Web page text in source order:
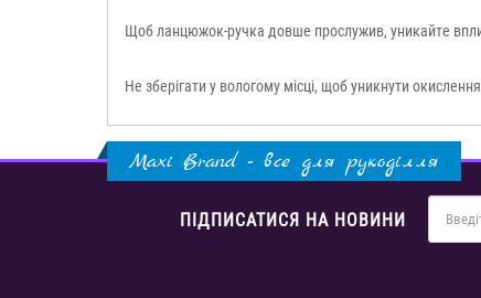
Щоб ланцюжок-ручка довше прослужив, уникайте
Не зберігати у вологому місці, щоб уникнути
Maxi Brand - все для рукоділля
ПІДПИСАТИСЯ НА НОВИНИ